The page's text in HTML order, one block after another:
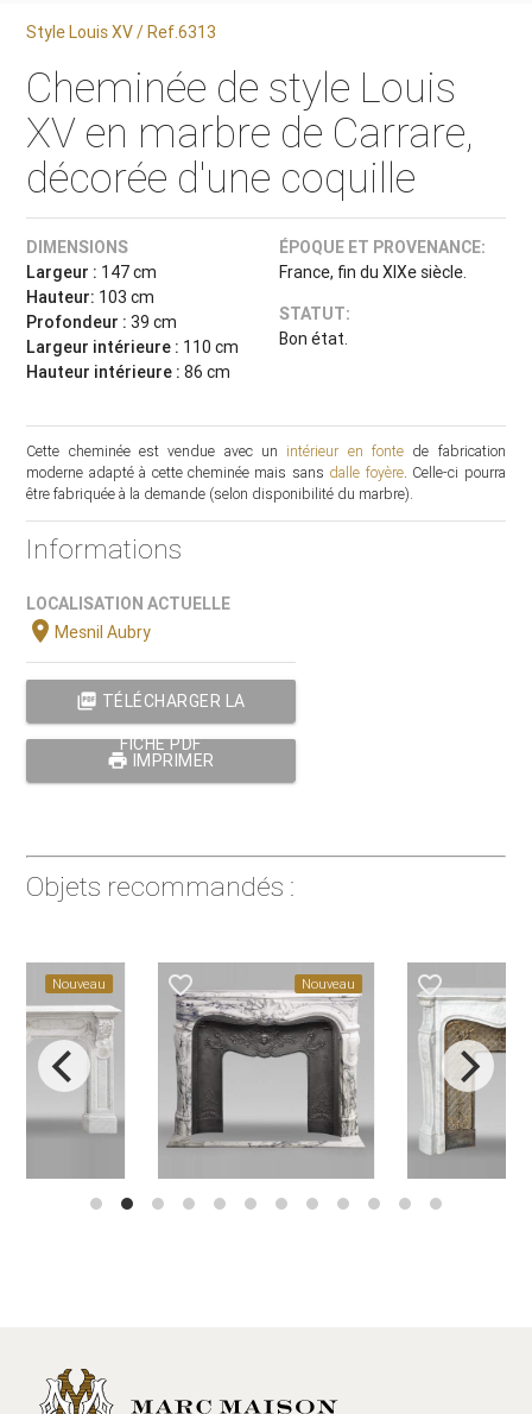
Style Louis XV / Ref.6313
Cheminée de style Louis
XV en marbre de Carrare,
décorée d'une coquille
DIMENSIONS
Largeur : 147 cm
Hauteur: 103 cm
Profondeur : 39 cm
Largeur intérieure : 110 cm
Hauteur intérieure :86 cm
ÉPOQUE ET PROVENANCE:
France, fin du XIXe siècle.
STATUT:
Bon état.
Cette cheminée est vendue avec un intérieur en fontede fabrication
moderne adapté à cette cheminée mais sans dalle foyère. Celle-ci pourra
être fabriquée à la demande (selon disponibilité du marbre).
Informations
LOCALISATION ACTUELLE
location_onMesnil Aubry
picture_as_pdf TÉLÉCHARGER LA
FICHE PDF
print IMPRIMER
Objets recommandés :
Nouveau Nouveau